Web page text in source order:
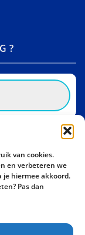
van cookies.
en verbeteren we
je hiermee akkoord.
Pas dan
?
274